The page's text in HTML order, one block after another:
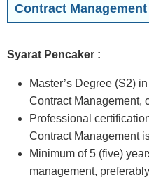
Contract
Syarat Pencaker :
Master’s Degree (S2)
Contract Management,
Professional
Contract Management
Minimum of 5 (five)
management,